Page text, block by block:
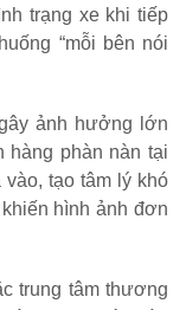
trạng xe khi tiếp
“mỗi bên nói
ảnh hưởng lớn
hàng phàn nàn tại
tạo tâm lý khó
hình ảnh đơn
trung tâm thương